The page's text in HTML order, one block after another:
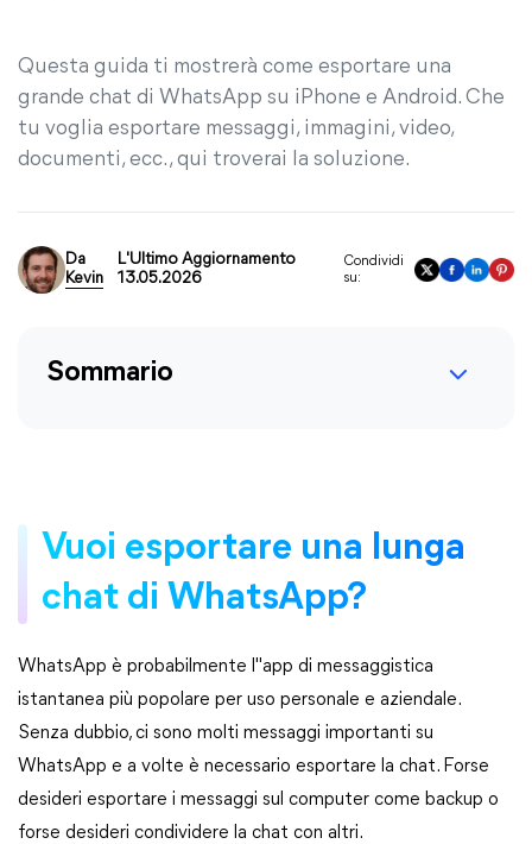
Questa guida ti mostrerà come esportare una
grande chat di WhatsApp su iPhone e Android. Che
tu voglia esportare messaggi, immagini, video,
documenti, ecc., qui troverai la soluzione.
Da
Kevin
L'Ultimo Aggiornamento
13.05.2026
Condividi
su:
Sommario
Vuoi esportare una lunga
chat di WhatsApp?
WhatsApp è probabilmente l"app di messaggistica
istantanea più popolare per uso personale e aziendale.
Senza dubbio, ci sono molti messaggi importanti su
WhatsApp e a volte è necessario esportare la chat. Forse
desideri esportare i messaggi sul computer come backup o
forse desideri condividere la chat con altri.